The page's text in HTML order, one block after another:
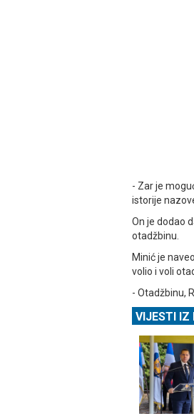
- Zar je
istorije
On je dodao
otadžbinu.
Minić je
volio i voli
- Otadžbinu,
VIJESTI IZ